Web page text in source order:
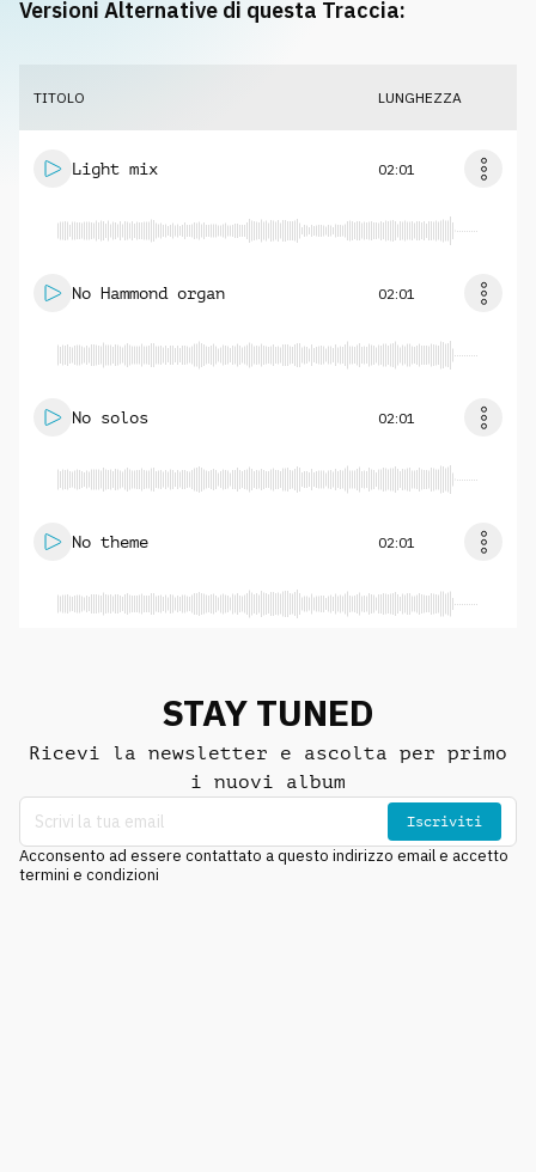
Versioni Alternative di questa Traccia:
TITOLO LUNGHEZZA
Light mix 02:01
No Hammond organ 02:01
No solos 02:01
No theme 02:01
STAY TUNED
Ricevi la newsletter e ascolta per primo
i nuovi album
Iscriviti
Acconsento ad essere contattato a questo indirizzo email e accetto
termini e condizioni